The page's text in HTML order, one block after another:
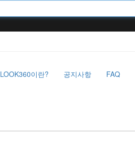
LOOK360이란? 공지사항 FAQ